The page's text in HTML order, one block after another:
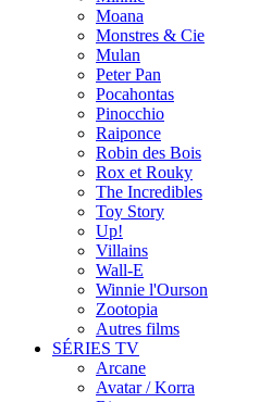
Moana
Monstres & Cie
Mulan
Peter Pan
Pocahontas
Pinocchio
Raiponce
Robin des Bois
Rox et Rouky
The Incredibles
Toy Story
Up!
Villains
Wall-E
Winnie l'Ourson
Zootopia
Autres films
SÉRIES TV
Arcane
Avatar / Korra